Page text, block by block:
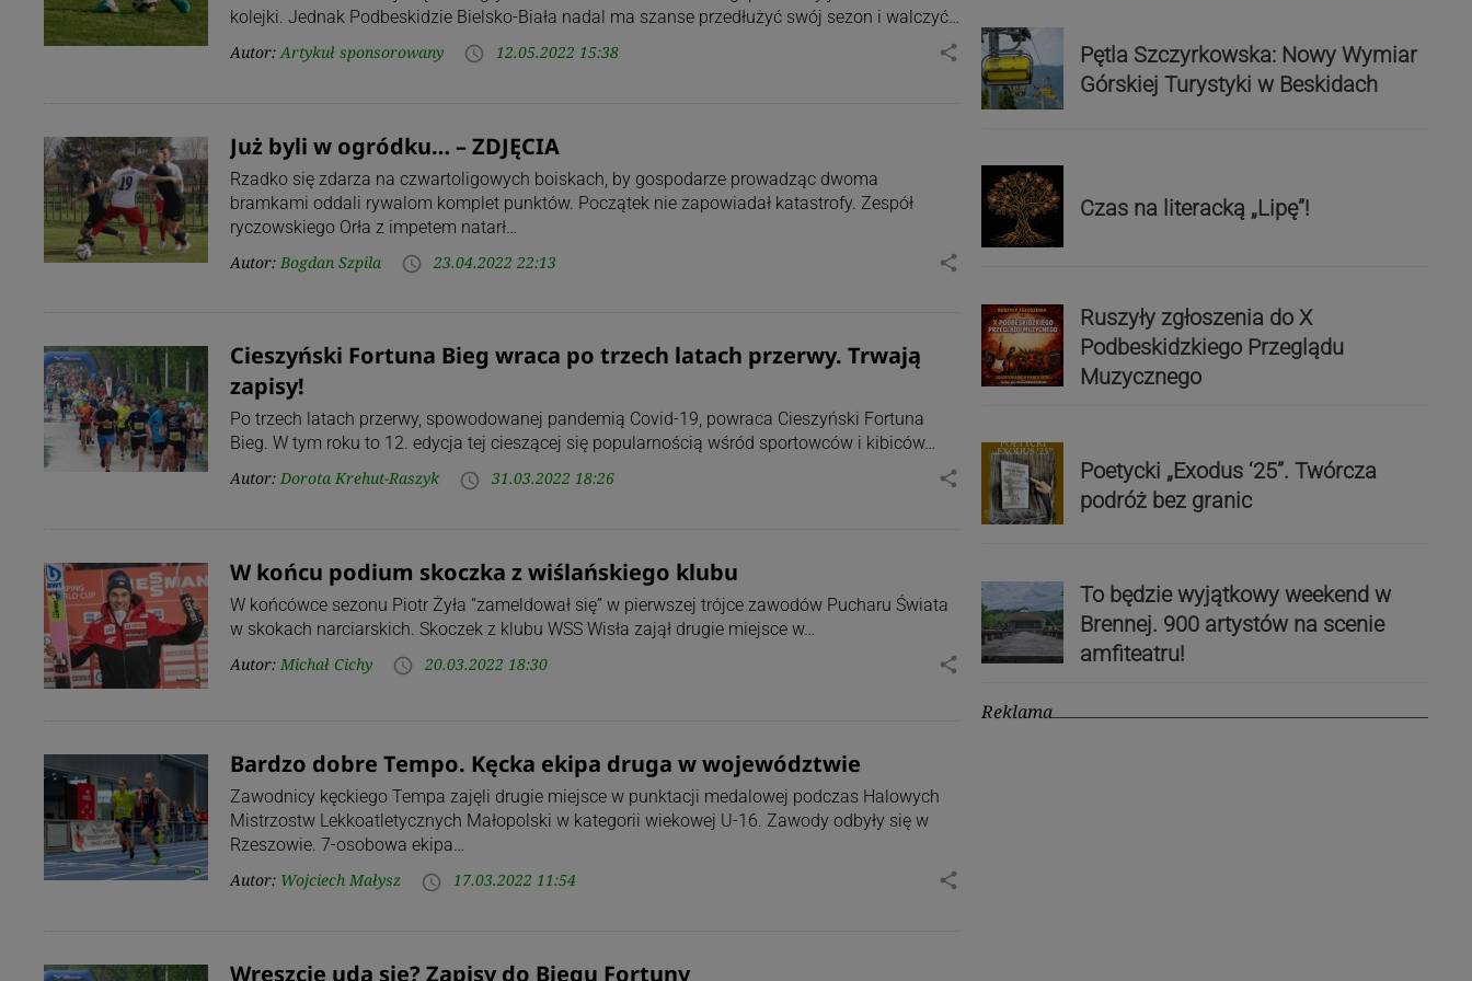
kolejki. Jednak Podbeskidzie Bielsko-Biała nadal ma szanse przedłużyć swój sezon i walczyć…
Autor:Artykuł sponsorowany access_time 12.05.2022 15:38 share
Już byli w ogródku… – ZDJĘCIA
Rzadko się zdarza na czwartoligowych boiskach, by gospodarze prowadząc dwoma
bramkami oddali rywalom komplet punktów. Początek nie zapowiadał katastrofy. Zespół
ryczowskiego Orła z impetem natarł…
Autor: Bogdan Szpila access_time 23.04.2022 22:13 share
Cieszyński Fortuna Bieg wraca po trzech latach przerwy. Trwają
zapisy!
Po trzech latach przerwy, spowodowanej pandemią Covid-19, powraca Cieszyński Fortuna
Bieg. W tym roku to 12. edycja tej cieszącej się popularnością wśród sportowców i kibiców…
Autor: Dorota Krehut-Raszyk access_time 31.03.2022 18:26 share
W końcu podium skoczka z wiślańskiego klubu
W końcówce sezonu Piotr Żyła “zameldował się” w pierwszej trójce zawodów Pucharu Świata
w skokach narciarskich. Skoczek z klubu WSS Wisła zajął drugie miejsce w…
Autor: Michał Cichy access_time 20.03.2022 18:30 share
Bardzo dobre Tempo. Kęcka ekipa druga w województwie
Zawodnicy kęckiego Tempa zajęli drugie miejsce w punktacji medalowej podczas Halowych
Mistrzostw Lekkoatletycznych Małopolski w kategorii wiekowej U-16. Zawody odbyły się w
Rzeszowie. 7-osobowa ekipa…
Autor: Wojciech Małysz access_time 17.03.2022 11:54 share
Wreszcie uda się? Zapisy do Biegu Fortuny
Pętla Szczyrkowska: Nowy Wymiar
Górskiej Turystyki w Beskidach
Czas na literacką „Lipę”!
Ruszyły zgłoszenia do X
Podbeskidzkiego Przeglądu
Muzycznego
Poetycki „Exodus ‘25”. Twórcza
podróż bez granic
To będzie wyjątkowy weekend w
Brennej. 900 artystów na scenie
amfiteatru!
Reklama